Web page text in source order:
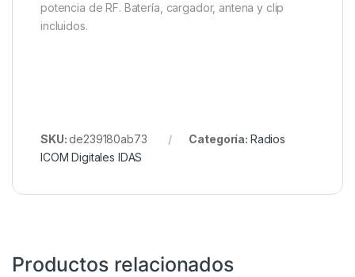
potencia de RF. Batería, cargador, antena y clip
incluidos.
SKU:de239180ab73 Categoría: Radios
ICOM Digitales IDAS
Productos relacionados